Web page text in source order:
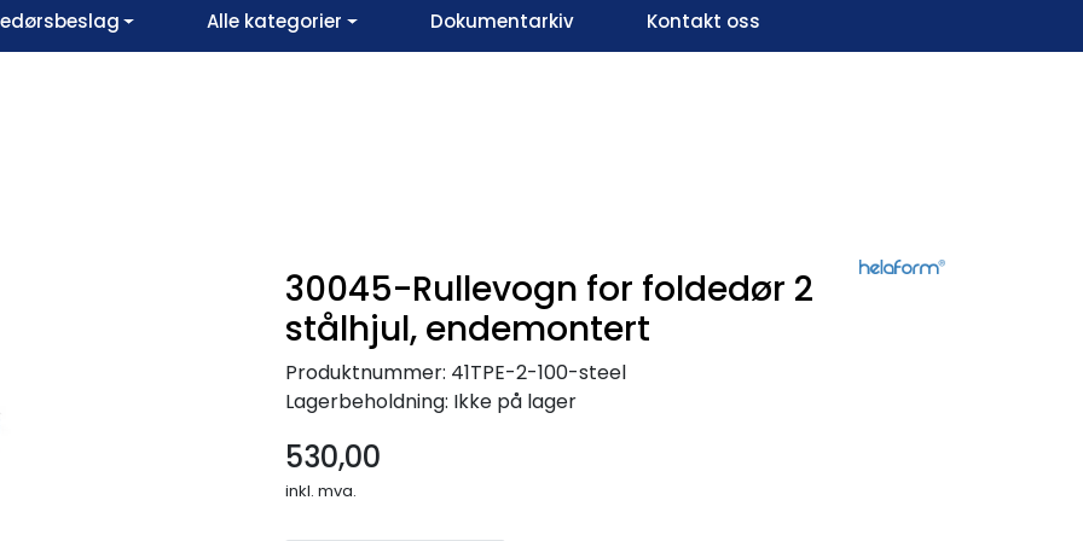
Infosenter
Alle kategorier Dokumentarkiv Kontakt oss
30045-Rullevogn for foldedør 2
stålhjul, endemontert
Produktnummer: 41TPE-2-100-steel
Lagerbeholdning: Ikke på lager
530,00
inkl. mva.